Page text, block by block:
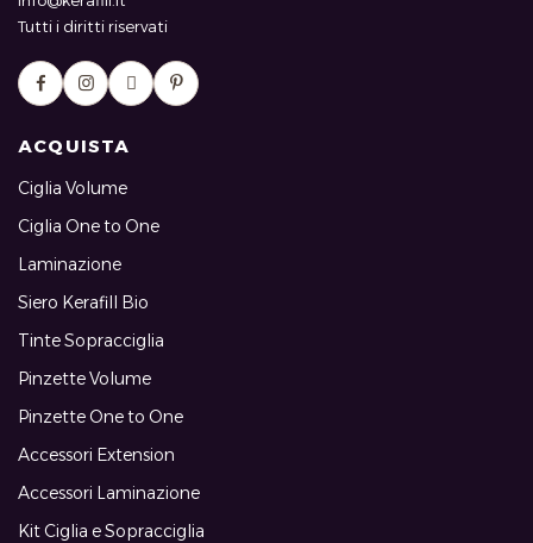
Tutti i diritti riservati
ACQUISTA
Ciglia Volume
Ciglia One to One
Laminazione
Siero Kerafill Bio
Tinte Sopracciglia
Pinzette Volume
Pinzette One to One
Accessori Extension
Accessori Laminazione
Kit Ciglia e Sopracciglia